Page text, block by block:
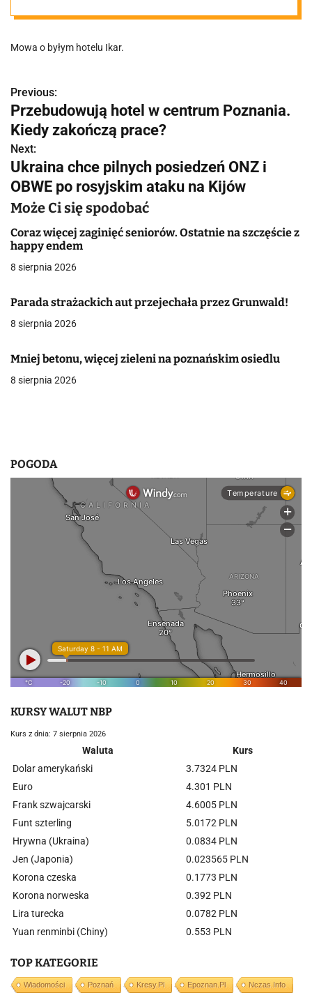
zakończą się
prace?
Mowa o byłym hotelu Ikar.
N
a
w
i
g
a
c
a
p
i
Previous:
Przebudowują hotel w centrum Poznania.
Kiedy zakończą prace?
Next:
Ukraina chce pilnych posiedzeń ONZ i
OBWE po rosyjskim ataku na Kijów
Może Ci się spodobać
Coraz więcej zaginięć seniorów. Ostatnie na szczęście z
happy endem
8 sierpnia 2026
Parada strażackich aut przejechała przez Grunwald!
8 sierpnia 2026
Mniej betonu, więcej zieleni na poznańskim osiedlu
8 sierpnia 2026
POGODA
KURSY WALUT NBP
Kurs z dnia: 7 sierpnia 2026
Waluta
Kurs
Dolar amerykański
3.7324 PLN
Euro
4.301 PLN
Frank szwajcarski
4.6005 PLN
Funt szterling
5.0172 PLN
Hrywna (Ukraina)
0.0834 PLN
Jen (Japonia)
0.023565 PLN
Korona czeska
0.1773 PLN
Korona norweska
0.392 PLN
Lira turecka
0.0782 PLN
Yuan renminbi (Chiny)
0.553 PLN
TOP KATEGORIE
Wiadomości Poznań Kresy.pl Epoznan.pl Nczas.info